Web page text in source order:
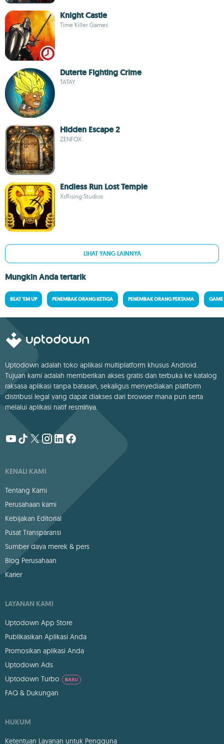
Knight Castle
Time Killer Games
Duterte Fighting Crime
TATAY
Hidden Escape 2
ZENFOX
Endless Run Lost Temple
XsRising Studios
LIHAT YANG LAINNYA
Mungkin Anda tertarik
BEAT 'EM UP PENEMBAK ORANG KETIGA PENEMBAK ORANG PERTAMA GAME
Uptodown adalah toko aplikasi multiplatform khusus Android.
Tujuan kami adalah memberikan akses gratis dan terbuka ke katalog
raksasa aplikasi tanpa batasan, sekaligus menyediakan platform
distribusi legal yang dapat diakses dari browser mana pun serta
melalui aplikasi natif resminya.
KENALI KAMI
Tentang Kami
Perusahaan kami
Kebijakan Editorial
Pusat Transparansi
Sumber daya merek & pers
Blog Perusahaan
Karier
LAYANAN KAMI
Uptodown App Store
Publikasikan Aplikasi Anda
Promosikan aplikasi Anda
Uptodown Ads
Uptodown Turbo
BARU
FAQ & Dukungan
HUKUM
Ketentuan Layanan untuk Pengguna